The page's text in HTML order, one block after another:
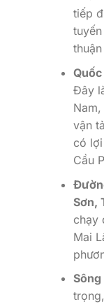
tiếp
Đây
vận
có
Cầu
Sơn,
chạy
Mai